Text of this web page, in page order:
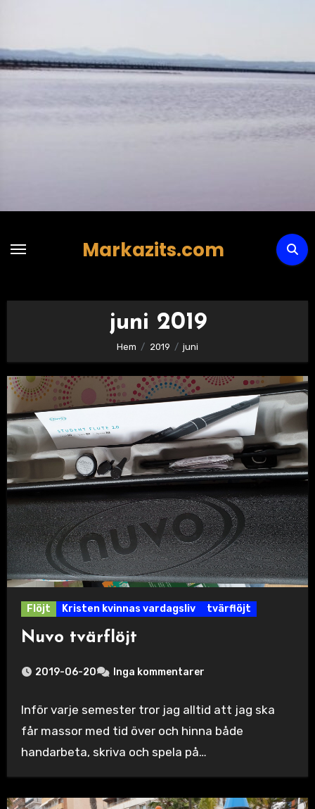
innehåll
Markazits.com
juni 2019
Hem 2019 juni
Flöjt Kristen kvinnas vardagsliv tvärflöjt
Nuvo tvärflöjt
2019-06-20 Inga kommentarer
Inför varje semester tror jag alltid att jag ska
får massor med tid över och hinna både
handarbeta, skriva och spela på…